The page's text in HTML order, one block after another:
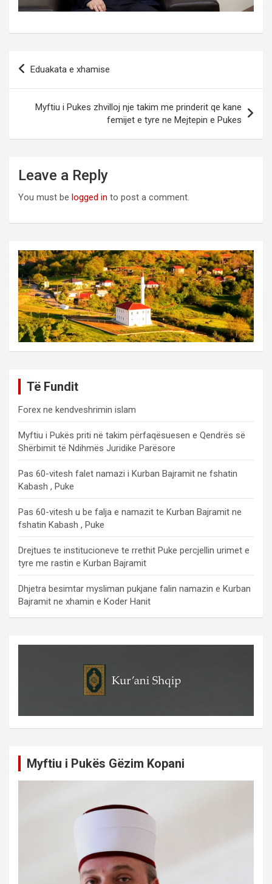
Post
Eduakata e xhamise
Myftiu i Pukes zhvilloj nje takim me prinderit qe kane
femijet e tyre ne Mejtepin e Pukes
Leave a Reply
You must be logged in to post a comment.
Të Fundit
Forex ne kendveshrimin islam
Myftiu i Pukës priti në takim përfaqësuesen e Qendrës së
Shërbimit të Ndihmës Juridike Parësore
Pas 60-vitesh falet namazi i Kurban Bajramit ne fshatin
Kabash , Puke
Pas 60-vitesh u be falja e namazit te Kurban Bajramit ne
fshatin Kabash , Puke
Drejtues te institucioneve te rrethit Puke percjellin urimet e
tyre me rastin e Kurban Bajramit
Dhjetra besimtar mysliman pukjane falin namazin e Kurban
Bajramit ne xhamin e Koder Hanit
Myftiu i Pukës Gëzim Kopani